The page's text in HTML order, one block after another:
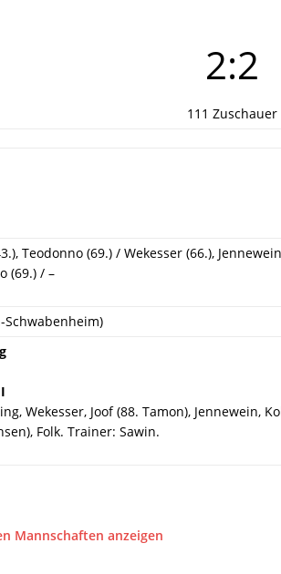
2:2
111 Zuschauer
Teodonno (69.) / Wekesser (66.),
(69.) / –
Schwabenheim)
Wekesser, Joof (88. Tamon), Jennewein,
Folk. Trainer: Sawin.
Mannschaften anzeigen